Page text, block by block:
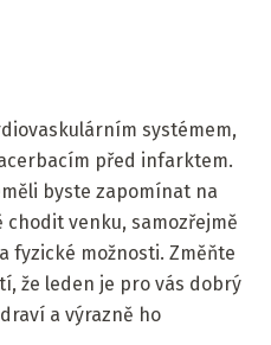
systémem,
před infarktem.
byste zapomínat na
venku, samozřejmě
fyzické možnosti. Změňte
že leden je pro vás dobrý
a výrazně ho